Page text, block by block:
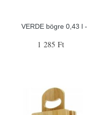
VERDE bögre 0,43 l -
1 285 Ft